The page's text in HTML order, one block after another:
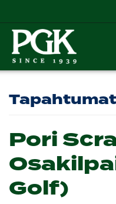
Tapahtumat
Pori
Golf)